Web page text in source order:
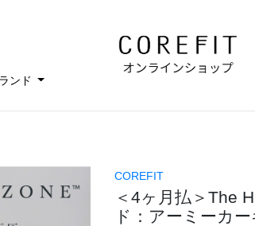
ンド
COREFIT
＜4ヶ月払＞The
ド：アーミーカ